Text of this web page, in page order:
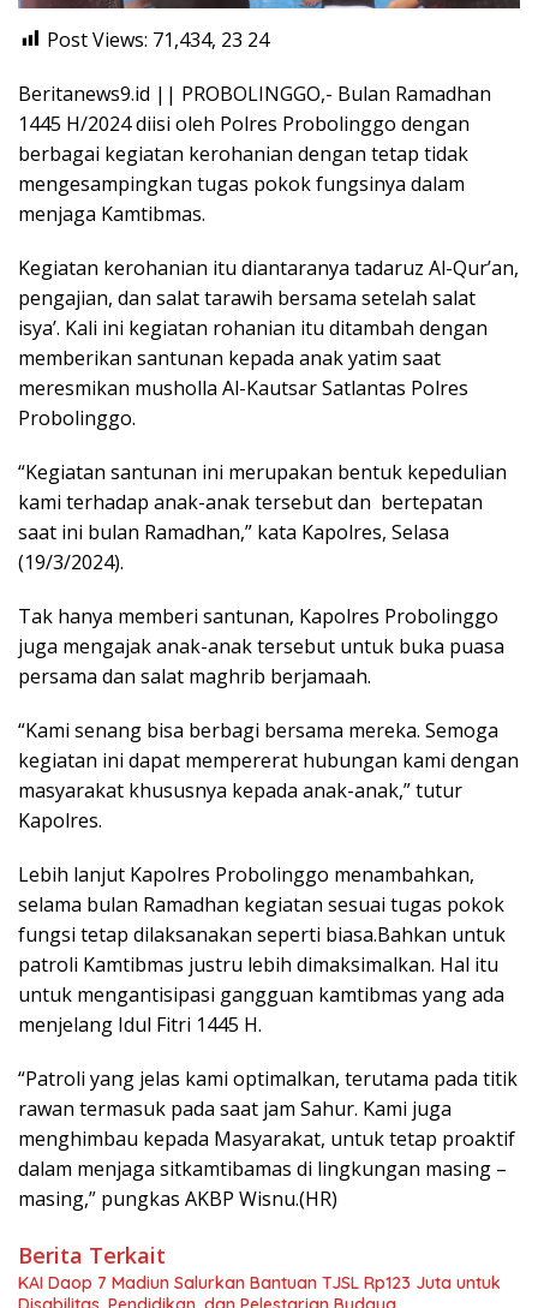
Post Views: 71,434, 23 24
Beritanews9.id || PROBOLINGGO,- Bulan Ramadhan
1445 H/2024 diisi oleh Polres Probolinggo dengan
berbagai kegiatan kerohanian dengan tetap tidak
mengesampingkan tugas pokok fungsinya dalam
menjaga Kamtibmas.
Kegiatan kerohanian itu diantaranya tadaruz Al-Qur’an,
pengajian, dan salat tarawih bersama setelah salat
isya’. Kali ini kegiatan rohanian itu ditambah dengan
memberikan santunan kepada anak yatim saat
meresmikan musholla Al-Kautsar Satlantas Polres
Probolinggo.
“Kegiatan santunan ini merupakan bentuk kepedulian
kami terhadap anak-anak tersebut dan bertepatan
saat ini bulan Ramadhan,” kata Kapolres, Selasa
(19/3/2024).
Tak hanya memberi santunan, Kapolres Probolinggo
juga mengajak anak-anak tersebut untuk buka puasa
persama dan salat maghrib berjamaah.
“Kami senang bisa berbagi bersama mereka. Semoga
kegiatan ini dapat mempererat hubungan kami dengan
masyarakat khususnya kepada anak-anak,” tutur
Kapolres.
Lebih lanjut Kapolres Probolinggo menambahkan,
selama bulan Ramadhan kegiatan sesuai tugas pokok
fungsi tetap dilaksanakan seperti biasa.Bahkan untuk
patroli Kamtibmas justru lebih dimaksimalkan. Hal itu
untuk mengantisipasi gangguan kamtibmas yang ada
menjelang Idul Fitri 1445 H.
“Patroli yang jelas kami optimalkan, terutama pada titik
rawan termasuk pada saat jam Sahur. Kami juga
menghimbau kepada Masyarakat, untuk tetap proaktif
dalam menjaga sitkamtibamas di lingkungan masing –
masing,” pungkas AKBP Wisnu.(HR)
Berita Terkait
KAI Daop 7 Madiun Salurkan Bantuan TJSL Rp123 Juta untuk